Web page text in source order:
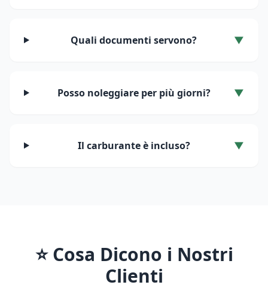
Quali documenti servono? ▼
Posso noleggiare per più giorni? ▼
Il carburante è incluso? ▼
⭐ Cosa Dicono i Nostri
Clienti